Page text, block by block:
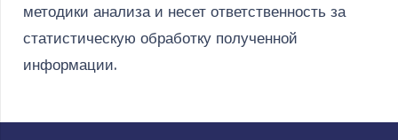
методики анализа и несет ответственность за
статистическую обработку полученной
информации.